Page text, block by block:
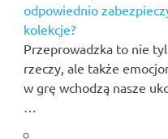
odpowiednio
kolekcje?
Przeprowadzka to nie
rzeczy, ale także
w grę wchodzą nasze